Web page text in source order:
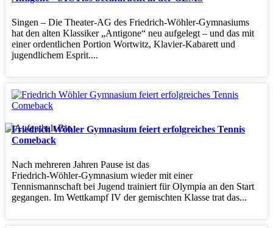
Singen – Die Theater‑AG des Friedrich‑Wöhler‑Gymnasiums
hat den alten Klassiker „Antigone“ neu aufgelegt – und das mit
einer ordentlichen Portion Wortwitz, Klavier‑Kabarett und
jugendlichem Esprit....
Friedrich Wöhler Gymnasium feiert erfolgreiches Tennis
Comeback
Nach mehreren Jahren Pause ist das
Friedrich‑Wöhler‑Gymnasium wieder mit einer
Tennismannschaft bei Jugend trainiert für Olympia an den Start
gegangen. Im Wettkampf IV der gemischten Klasse trat das...